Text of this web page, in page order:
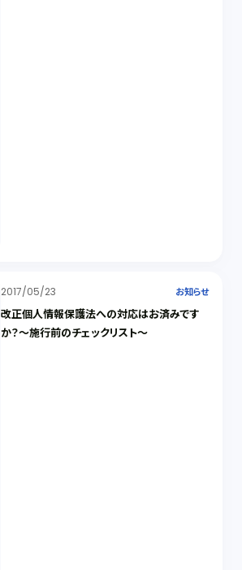
2017/05/23 お知らせ
改正個人情報保護法への対応はお済みです
か？～施行前のチェックリスト～